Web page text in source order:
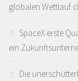
globalen Wettlauf
SpaceX erste
ein
Die